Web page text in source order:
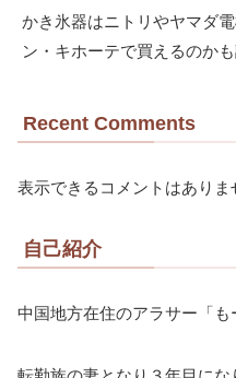
かき氷器はニトリやヤマダ
ン・キホーテで買えるのかも
Recent Comments
表示できるコメントはありま
自己紹介
中国地方在住のアラサー「も